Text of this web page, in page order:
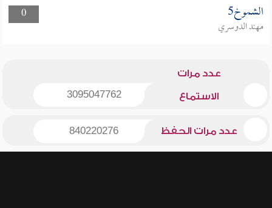
0
الشموخ5
مهند الدوسري
عدد مرات
الاستماع 3095047762
عدد مرات الحفظ 840220276